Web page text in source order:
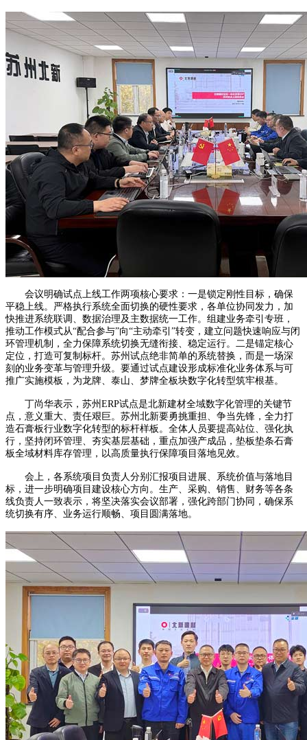
会议明确试点上线工作两项核心要求：一是锁定刚性目标，确保
平稳上线。严格执行系统全面切换的硬性要求，各单位协同发力，加
快推进系统联调、数据治理及主数据统一工作。组建业务牵引专班，
推动工作模式从“配合参与”向“主动牵引”转变，建立问题快速响应与闭
环管理机制，全力保障系统切换无缝衔接、稳定运行。二是锚定核心
定位，打造可复制标杆。苏州试点绝非简单的系统替换，而是一场深
刻的业务变革与管理升级。要通过试点建设形成标准化业务体系与可
推广实施模板，为龙牌、泰山、梦牌全板块数字化转型筑牢根基。
丁尚华表示，苏州ERP试点是北新建材全域数字化管理的关键节
点，意义重大、责任艰巨。苏州北新要勇挑重担、争当先锋，全力打
造石膏板行业数字化转型的标杆样板。全体人员要提高站位、强化执
行，坚持闭环管理、夯实基层基础，重点加强产成品，垫板垫条石膏
板全域材料库存管理，以高质量执行保障项目落地见效。
会上，各系统项目负责人分别汇报项目进展、系统价值与落地目
标，进一步明确项目建设核心方向。生产、采购、销售、财务等各条
线负责人一致表示，将坚决落实会议部署，强化跨部门协同，确保系
统切换有序、业务运行顺畅、项目圆满落地。